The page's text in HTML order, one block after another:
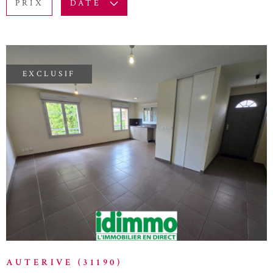
PRIX DATE
AUTERIVE (31190)
EXCLUSIF
VOIR LE BIEN
RÉFÉRENCE
CRITÈRES SUPPLÉMENTAIRES
Parking
RECHERCHER